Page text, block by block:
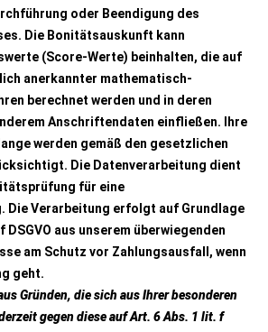
oder Beendigung des
Die Bonitätsauskunft kann
(Score-Werte) beinhalten, die auf
anerkannter mathematisch-
berechnet werden und in deren
Anschriftendaten einfließen. Ihre
werden gemäß den gesetzlichen
Die Datenverarbeitung dient
für eine
Die Verarbeitung erfolgt auf Grundlage
DSGVO aus unserem überwiegenden
am Schutz vor Zahlungsausfall, wenn
geht.
Gründen, die sich aus Ihrer besonderen
gegen diese auf Art. 6 Abs. 1 lit. f